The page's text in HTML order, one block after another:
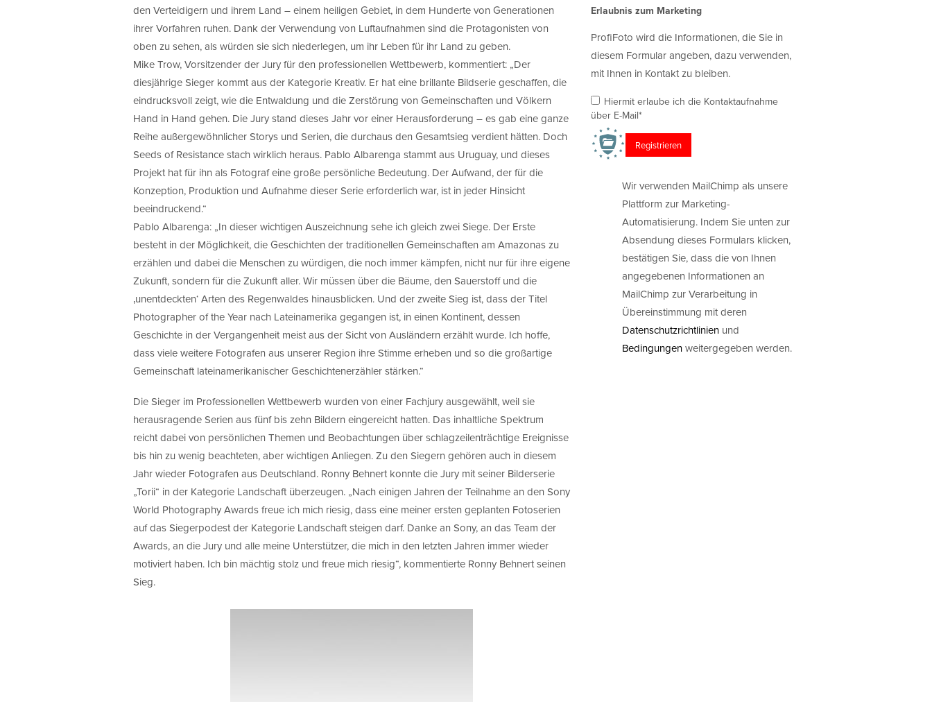
den Verteidigern und ihrem Land – einem heiligen Gebiet, in dem Hunderte von Generationen
ihrer Vorfahren ruhen. Dank der Verwendung von Luftaufnahmen sind die Protagonisten von
oben zu sehen, als würden sie sich niederlegen, um ihr Leben für ihr Land zu geben.
Mike Trow, Vorsitzender der Jury für den professionellen Wettbewerb, kommentiert: „Der
diesjährige Sieger kommt aus der Kategorie Kreativ. Er hat eine brillante Bildserie geschaffen, die
eindrucksvoll zeigt, wie die Entwaldung und die Zerstörung von Gemeinschaften und Völkern
Hand in Hand gehen. Die Jury stand dieses Jahr vor einer Herausforderung – es gab eine ganze
Reihe außergewöhnlicher Storys und Serien, die durchaus den Gesamtsieg verdient hätten. Doch
Seeds of Resistance stach wirklich heraus. Pablo Albarenga stammt aus Uruguay, und dieses
Projekt hat für ihn als Fotograf eine große persönliche Bedeutung. Der Aufwand, der für die
Konzeption, Produktion und Aufnahme dieser Serie erforderlich war, ist in jeder Hinsicht
beeindruckend.“
Pablo Albarenga: „In dieser wichtigen Auszeichnung sehe ich gleich zwei Siege. Der Erste
besteht in der Möglichkeit, die Geschichten der traditionellen Gemeinschaften am Amazonas zu
erzählen und dabei die Menschen zu würdigen, die noch immer kämpfen, nicht nur für ihre eigene
Zukunft, sondern für die Zukunft aller. Wir müssen über die Bäume, den Sauerstoff und die
‚unentdeckten‘ Arten des Regenwaldes hinausblicken. Und der zweite Sieg ist, dass der Titel
Photographer of the Year nach Lateinamerika gegangen ist, in einen Kontinent, dessen
Geschichte in der Vergangenheit meist aus der Sicht von Ausländern erzählt wurde. Ich hoffe,
dass viele weitere Fotografen aus unserer Region ihre Stimme erheben und so die großartige
Gemeinschaft lateinamerikanischer Geschichtenerzähler stärken.“
Die Sieger im Professionellen Wettbewerb wurden von einer Fachjury ausgewählt, weil sie
herausragende Serien aus fünf bis zehn Bildern eingereicht hatten. Das inhaltliche Spektrum
reicht dabei von persönlichen Themen und Beobachtungen über schlagzeilenträchtige Ereignisse
bis hin zu wenig beachteten, aber wichtigen Anliegen. Zu den Siegern gehören auch in diesem
Jahr wieder Fotografen aus Deutschland. Ronny Behnert konnte die Jury mit seiner Bilderserie
„Torii“ in der Kategorie Landschaft überzeugen. „Nach einigen Jahren der Teilnahme an den Sony
World Photography Awards freue ich mich riesig, dass eine meiner ersten geplanten Fotoserien
auf das Siegerpodest der Kategorie Landschaft steigen darf. Danke an Sony, an das Team der
Awards, an die Jury und alle meine Unterstützer, die mich in den letzten Jahren immer wieder
motiviert haben. Ich bin mächtig stolz und freue mich riesig“, kommentierte Ronny Behnert seinen
Sieg.
Erlaubnis zum Marketing
ProfiFoto wird die Informationen, die Sie in
diesem Formular angeben, dazu verwenden,
mit Ihnen in Kontakt zu bleiben.
Hiermit erlaube ich die Kontaktaufnahme
über E-Mail*
Wir verwenden MailChimp als unsere
Plattform zur Marketing-
Automatisierung. Indem Sie unten zur
Absendung dieses Formulars klicken,
bestätigen Sie, dass die von Ihnen
angegebenen Informationen an
MailChimp zur Verarbeitung in
Übereinstimmung mit deren
Datenschutzrichtlinien und
Bedingungenweitergegeben werden.